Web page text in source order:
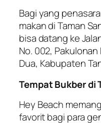
Bagi yang
makan di Taman
bisa datang ke
No. 002,
Dua, Kabupaten
Tempat Bukber di
Hey Beach
favorit bagi para